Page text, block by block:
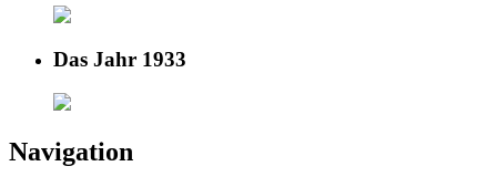
Das Jahr 1933
Navigation